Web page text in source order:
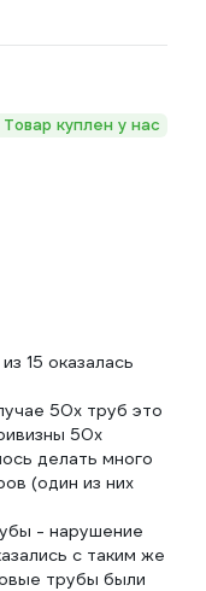
Товар куплен у нас
15 оказалась
50х труб это
50х
делать много
(один из них
- нарушение
с таким же
трубы были